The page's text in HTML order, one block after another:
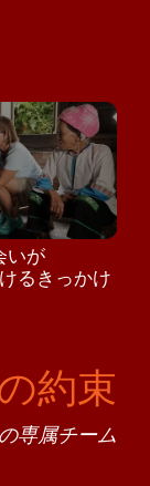
いが
るきっかけ
約束
専属チーム